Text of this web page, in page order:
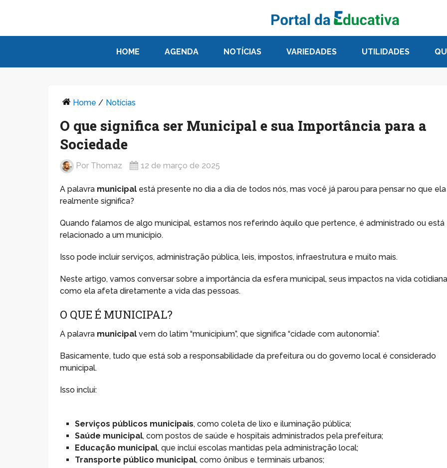
HOME AGENDA NOTÍCIAS VARIEDADES UTILIDADES
Home / Notícias
O que significa ser Municipal e sua Importância para a
Sociedade
Por Thomaz 12 de março de 2025
A palavra municipal está presente no dia a dia de todos nós, mas você já parou para pensar no que ela
realmente significa?
Quando falamos de algo municipal, estamos nos referindo àquilo que pertence, é administrado ou está
relacionado a um município.
Isso pode incluir serviços, administração pública, leis, impostos, infraestrutura e muito mais.
Neste artigo, vamos conversar sobre a importância da esfera municipal, seus impactos na vida
como ela afeta diretamente a vida das pessoas.
O QUE É MUNICIPAL?
A palavra municipal vem do latim “municipium”, que significa “cidade com autonomia”.
Basicamente, tudo que está sob a responsabilidade da prefeitura ou do governo local é considerado
municipal.
Isso inclui:
Serviços públicos municipais, como coleta de lixo e iluminação pública;
Saúde municipal, com postos de saúde e hospitais administrados pela prefeitura;
Educação municipal, que inclui escolas mantidas pela administração local;
Transporte público municipal, como ônibus e terminais urbanos;